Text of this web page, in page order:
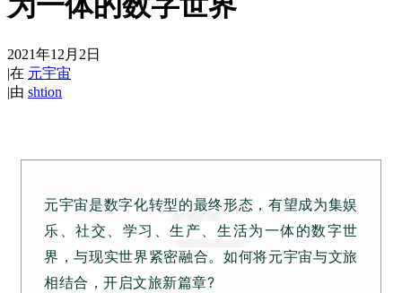
2021年12月2日
|在 元宇宙
|由 shtion
元宇宙是数字化转型的最终形态，有望成为集娱
乐、社交、学习、生产、生活为一体的数字世
界，与现实世界紧密融合。如何将元宇宙与文旅
相结合，开启文旅新篇章?